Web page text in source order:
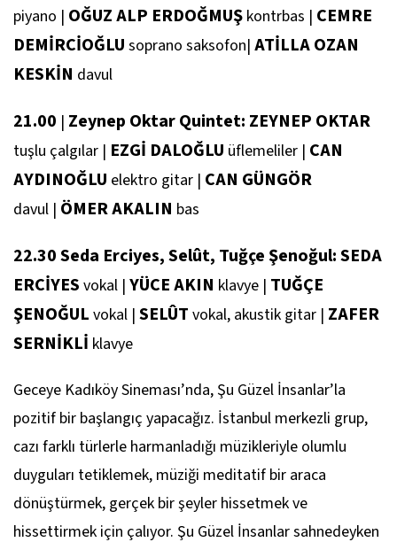
piyano | OĞUZ ALP ERDOĞMUŞ kontrbas | CEMRE
DEMİRCİOĞLU soprano saksofon| ATİLLA OZAN
KESKİN davul
21.00 | Zeynep Oktar Quintet: ZEYNEP OKTAR
tuşlu çalgılar | EZGİ DALOĞLU üflemeliler | CAN
AYDINOĞLU elektro gitar | CAN GÜNGÖR
davul | ÖMER AKALIN bas
22.30 Seda Erciyes, Selût, Tuğçe Şenoğul: SEDA
ERCİYES vokal | YÜCE AKIN klavye | TUĞÇE
ŞENOĞUL vokal | SELÛT vokal, akustik gitar | ZAFER
SERNİKLİ klavye
Geceye Kadıköy Sineması’nda, Şu Güzel İnsanlar’la
pozitif bir başlangıç yapacağız. İstanbul merkezli grup,
cazı farklı türlerle harmanladığı müzikleriyle olumlu
duyguları tetiklemek, müziği meditatif bir araca
dönüştürmek, gerçek bir şeyler hissetmek ve
hissettirmek için çalıyor. Şu Güzel İnsanlar sahnedeyken